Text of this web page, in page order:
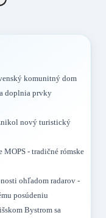
komunitný dom
doplnia prvky
nový turistický
- tradičné rómske
ohľadom radarov -
posúdeniu
Bystrom sa